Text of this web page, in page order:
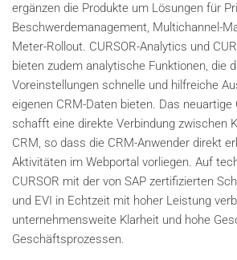
ergänzen die Produkte um Lösungen für
Beschwerdemanagement, Multichannel-
Meter-Rollout. CURSOR-Analytics und
bieten zudem analytische Funktionen, die
Voreinstellungen schnelle und hilfreiche
eigenen CRM-Daten bieten. Das neuartige
schafft eine direkte Verbindung zwischen
CRM, so dass die CRM-Anwender direkt
Aktivitäten im Webportal vorliegen. Auf
CURSOR mit der von SAP zertifizierten
und EVI in Echtzeit mit hoher Leistung
unternehmensweite Klarheit und hohe
Geschäftsprozessen.